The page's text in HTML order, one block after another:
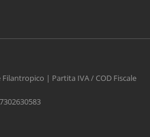
| Partita IVA / COD Fiscale